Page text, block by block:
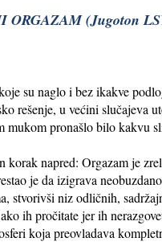
(Jugoton
su naglo i bez ikakve
rešenje, u većini slučajeva
pronašlo bilo kakvu
napred: Orgazam je
je da izigrava
stvorivši niz odličnih,
ih pročitate jer ih
koja preovladava